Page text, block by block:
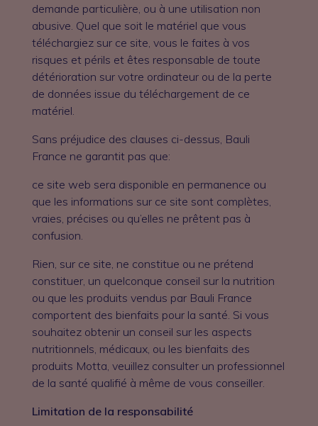
demande particulière, ou à une utilisation non
abusive. Quel que soit le matériel que vous
téléchargiez sur ce site, vous le faites à vos
risques et périls et êtes responsable de toute
détérioration sur votre ordinateur ou de la perte
de données issue du téléchargement de ce
matériel.
Sans préjudice des clauses ci-dessus, Bauli
France ne garantit pas que:
ce site web sera disponible en permanence ou
que les informations sur ce site sont complètes,
vraies, précises ou qu’elles ne prêtent pas à
confusion.
Rien, sur ce site, ne constitue ou ne prétend
constituer, un quelconque conseil sur la nutrition
ou que les produits vendus par Bauli France
comportent des bienfaits pour la santé. Si vous
souhaitez obtenir un conseil sur les aspects
nutritionnels, médicaux, ou les bienfaits des
produits Motta, veuillez consulter un professionnel
de la santé qualifié à même de vous conseiller.
Limitation de la responsabilité